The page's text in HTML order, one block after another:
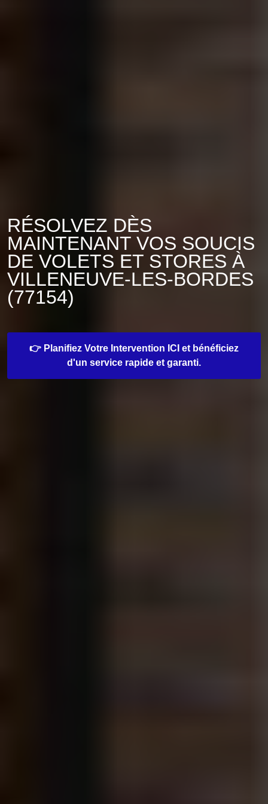
RÉSOLVEZ DÈS
MAINTENANT VOS SOUCIS
DE VOLETS ET STORES À
VILLENEUVE-LES-BORDES
(77154)
👉 Planifiez Votre Intervention ICI et bénéficiez
d'un service rapide et garanti.